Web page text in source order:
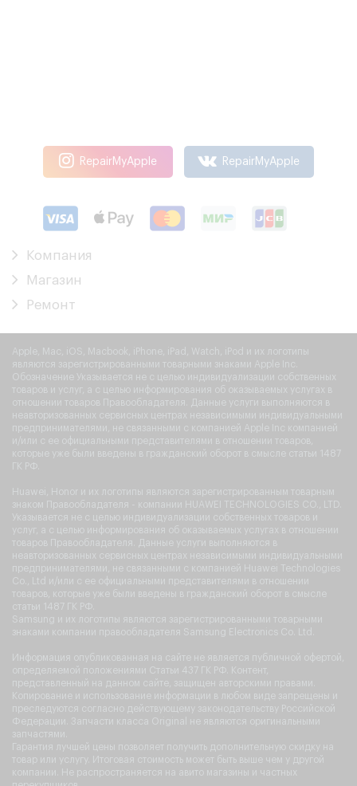
RepairMyApple RepairMyApple
Компания
Магазин
Ремонт
Apple, Mac, iOS, Macbook, iPhone, iPad, Watch, iPod и их логотипы
являются зарегистрированными товарными знаками Apple Inc.
Обозначение Указывается не с целью индивидуализации собственных
товаров и услуг, а с целью информирования об оказываемых услугах в
отношении товаров Правообладателя. Данные услуги выполняются в
неавторизованных сервисных центрах независимыми индивидуальными
предпринимателями, не связанными с компанией Apple Inc компанией
и/или с ее официальными представителями в отношении товаров,
которые уже были введены в гражданский оборот в смысле статьи 1487
ГК РФ.
Huawei, Honor и их логотипы являются зарегистрированным товарным
знаком Правообладателя - компании HUAWEI TECHNOLOGIES CO., LTD.
Указывается не с целью индивидуализации собственных товаров и
услуг, а с целью информирования об оказываемых услугах в отношении
товаров Правообладателя. Данные услуги выполняются в
неавторизованных сервисных центрах независимыми индивидуальными
предпринимателями, не связанными с компанией Huawei Technologies
Co., Ltd и/или с ее официальными представителями в отношении
товаров, которые уже были введены в гражданский оборот в смысле
статьи 1487 ГК РФ.
Samsung и их логотипы являются зарегистрированными товарными
знаками компании правообладателя Samsung Electronics Co. Ltd.
Информация опубликованная на сайте не является публичной офертой,
определяемой положениями Статьи 437 ГК РФ. Контент,
представленный на данном сайте, защищен авторскими правами.
Копирование и использование информации в любом виде запрещены и
преследуются согласно действующему законодательству Российской
Федерации. Запчасти класса Original не являются оригинальными
запчастями.
Гарантия лучшей цены позволяет получить дополнительную скидку на
товар или услугу. Итоговая стоимость может быть выше чем у другой
компании. Не распространяется на авито магазины и частных